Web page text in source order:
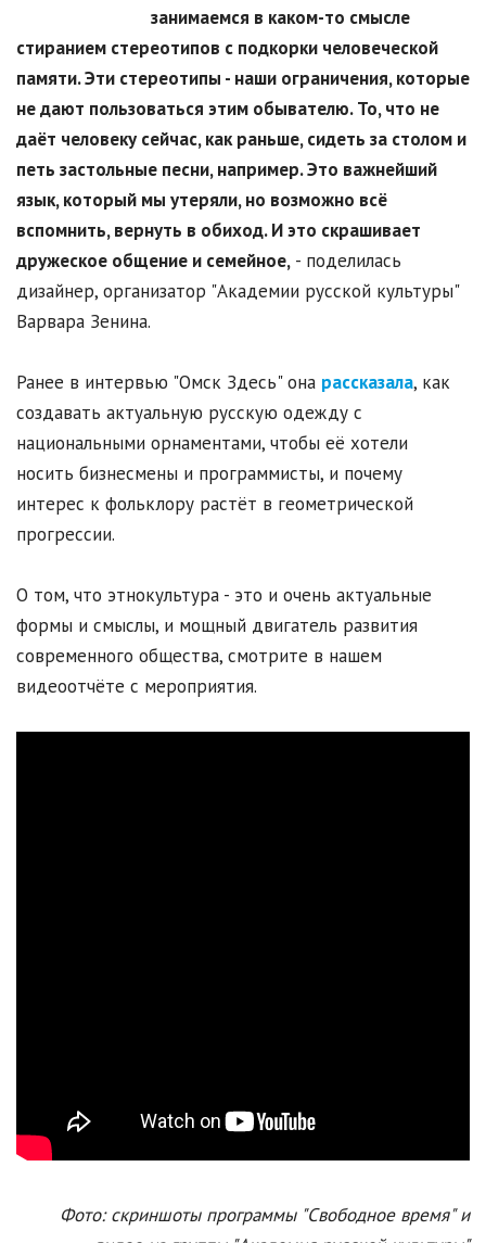
занимаемся в каком-то смысле
стиранием стереотипов с подкорки человеческой
памяти. Эти стереотипы - наши ограничения, которые
не дают пользоваться этим обывателю. То, что не
даёт человеку сейчас, как раньше, сидеть за столом и
петь застольные песни, например. Это важнейший
язык, который мы утеряли, но возможно всё
вспомнить, вернуть в обиход. И это скрашивает
дружеское общение и семейное, - поделилась
дизайнер, организатор "Академии русской культуры"
Варвара Зенина.
Ранее в интервью "Омск Здесь" она рассказала, как
создавать актуальную русскую одежду с
национальными орнаментами, чтобы её хотели
носить бизнесмены и программисты, и почему
интерес к фольклору растёт в геометрической
прогрессии.
О том, что этнокультура - это и очень актуальные
формы и смыслы, и мощный двигатель развития
современного общества, смотрите в нашем
видеоотчёте с мероприятия.
Фото: скриншоты программы "Свободное время" и